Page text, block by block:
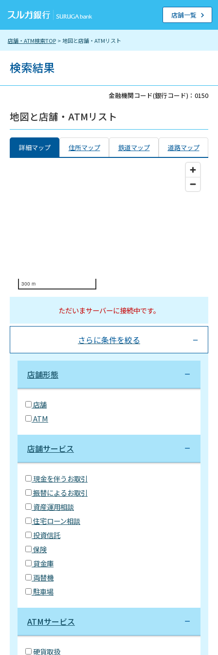
店舗・ATM検索TOP > 地図と店舗・ATMリスト
店舗一覧
検索結果
金融機関コード(銀行コード)：0150
地図と店舗・ATMリスト
詳細マップ 住所マップ 鉄道マップ 道路マップ
300 m
ただいまサーバーに接続中です。
さらに条件を絞る
店舗形態
店舗
ATM
店舗サービス
現金を伴うお取引
振替によるお取引
資産運用相談
住宅ローン相談
投資信託
保険
貸金庫
両替機
駐車場
ATMサービス
硬貨取扱